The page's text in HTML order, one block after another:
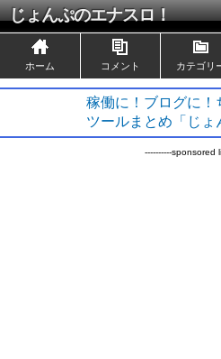
じょんぷのエナスロ！
ホーム コメント カテゴリ
稼働に！ブログに！
ツールまとめ「じょ
----------sponsored